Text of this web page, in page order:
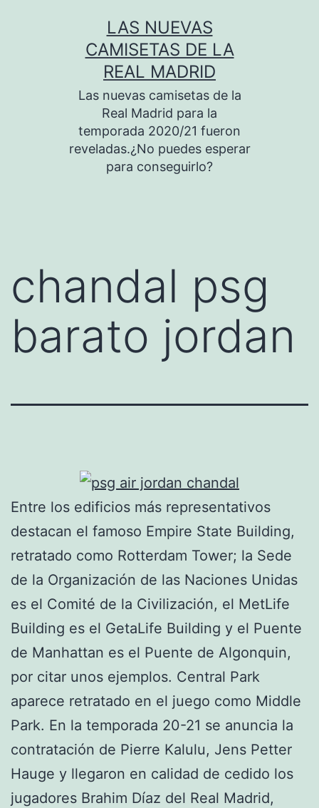
LAS NUEVAS
CAMISETAS DE LA
REAL MADRID
Las nuevas camisetas de la
Real Madrid para la
temporada 2020/21 fueron
reveladas.¿No puedes esperar
para conseguirlo?
chandal psg
barato jordan
Entre los edificios más representativos
destacan el famoso Empire State Building,
retratado como Rotterdam Tower; la Sede
de la Organización de las Naciones Unidas
es el Comité de la Civilización, el MetLife
Building es el GetaLife Building y el Puente
de Manhattan es el Puente de Algonquin,
por citar unos ejemplos. Central Park
aparece retratado en el juego como Middle
Park. En la temporada 20-21 se anuncia la
contratación de Pierre Kalulu, Jens Petter
Hauge y llegaron en calidad de cedido los
jugadores Brahim Díaz del Real Madrid,